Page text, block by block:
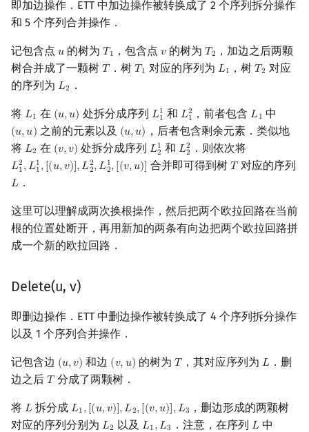
即加边操作．ETT 中加边操作被转换成了 2 个序列拆分操作
和 5 个序列合并操作．
记包含点 𝑢
u 的树为𝑇 1
T1 ，包含点𝑣
v 的树为𝑇2
T2 ，加边之后两颗
树合并成了一颗树 𝑇
T ．树𝑇 1
T1 对应的序列为 𝐿1
L1 ，树𝑇 2
T2 对应
的序列为 𝐿2
L2 ．
将 𝐿1
L1 在 (𝑢,𝑢)
(u,u) 处拆分成序列 𝐿1
1
L11 和 𝐿2
1
L12 ，前者包含 𝐿1
L1 中
(𝑢,𝑢)
(u,u) 之前的元素以及 (𝑢,𝑢)
(u,u)
，后者包含剩余元素．类似地
将 𝐿2
L2 在 (𝑣,𝑣)
(v,v) 处拆分成序列 𝐿1
2
L21和 𝐿2
2
L22 ．则依次将
𝐿2
1,𝐿1
1,[(𝑢,𝑣)],𝐿2
2,𝐿1
2,[(𝑣,𝑢)]
L12, L11, (u,v)], L 22,L21,[ v,u)] 合并即可得到树 𝑇
T对应的序列
𝐿
L．
这里可以理解成两次换根操作，然后把两个欧拉回路在当前
根的位置处断开，再用新加的两条有向边把两个欧拉回路拼
成一个新的欧拉回路．
Delete(u, v)
即删边操作．ETT 中删边操作被转换成了 4 个序列拆分操作
以及 1 个序列合并操作．
记包含边 (𝑢,𝑣)
(u,v) 和边 (𝑣,𝑢)
(v,u) 的树为 𝑇
T ，其对应序列为 𝐿
L ．删
边之后 𝑇
T 分成了两颗树．
将 𝐿
L拆分成 𝐿1,[(𝑢,𝑣)],𝐿2,[(𝑣,𝑢)],𝐿3
L1,[( u,v)],L 2 ,[(v, u)],L3
，删边形成的两颗树
对应的序列分别为 𝐿
L2 以及 𝐿 ,𝐿
L1,L 3 ．注意，在序列 𝐿
L中